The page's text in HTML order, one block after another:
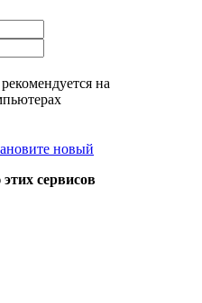
на
новый
сервисов